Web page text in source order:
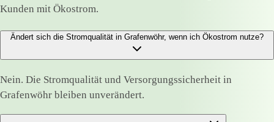
Kunden mit Ökostrom.
Ändert sich die Stromqualität in Grafenwöhr, wenn ich Ökostrom nutze?
Nein. Die Stromqualität und Versorgungssicherheit in
Grafenwöhr bleiben unverändert.